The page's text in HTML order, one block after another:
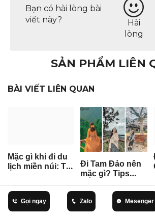
hơn trong chuyến hành trình đến
mộng mơ này nhé!
Bạn có hài lòng bài
viết này?
lòng
SẢN PHẨM LIÊN
BÀI VIẾT LIÊN QUAN
Gọi ngay Zalo Mesenger